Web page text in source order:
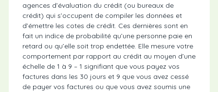
agences d’évaluation du crédit (ou bureaux de
crédit) qui s’occupent de compiler les données et
d’émettre les cotes de crédit. Ces dernières sont en
fait un indice de probabilité qu’une personne paie en
retard ou qu’elle soit trop endettée. Elle mesure votre
comportement par rapport au crédit au moyen d’une
échelle de 1 à 9 – 1 signifiant que vous payez vos
factures dans les 30 jours et 9 que vous avez cessé
de payer vos factures ou que vous avez soumis une